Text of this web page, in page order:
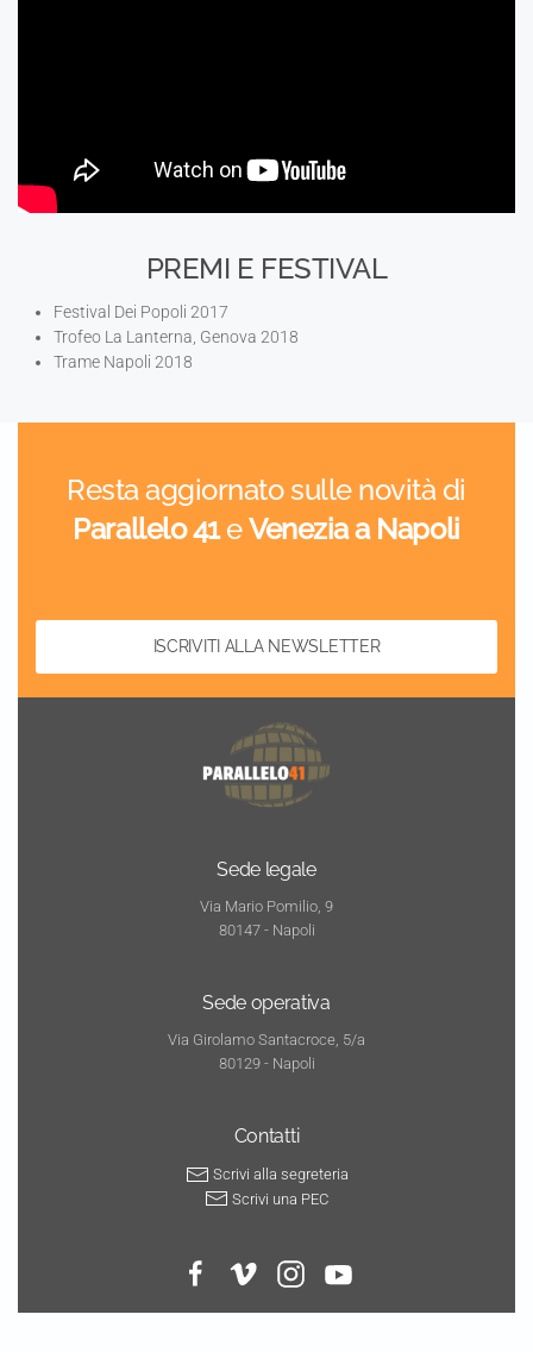
PREMI E FESTIVAL
Festival Dei Popoli 2017
Trofeo La Lanterna, Genova 2018
Trame Napoli 2018
Resta aggiornato sulle novità di
Parallelo 41eVenezia a Napoli
ISCRIVITI ALLA NEWSLETTER
Sede legale
Via Mario Pomilio, 9
80147 - Napoli
Sede operativa
Via Girolamo Santacroce, 5/a
80129 - Napoli
Contatti
Scrivi alla segreteria
Scrivi una PEC